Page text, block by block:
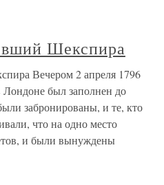
Шекспира
Вечером 2 апреля 1796
был заполнен до
забронированы, и те, кто
что на одно место
и были вынуждены